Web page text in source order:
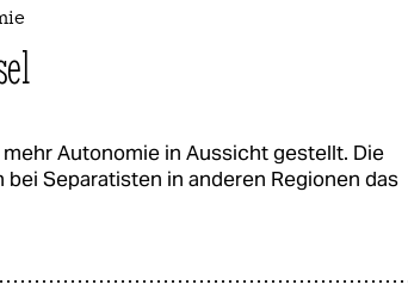
Autonomie in Aussicht gestellt. Die
Separatisten in anderen Regionen das